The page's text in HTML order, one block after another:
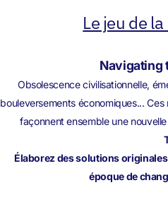
Le jeu de
Navigating
Obsolescence civilisationnelle,
bouleversements économiques...
façonnent ensemble une
Élaborez des solutions
époque de